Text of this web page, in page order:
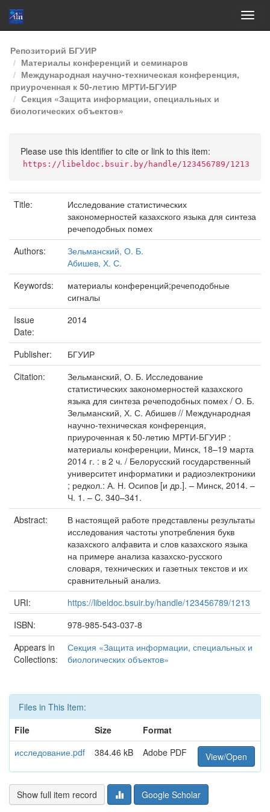
Skip
navigation
Репозиторий БГУИР
Материалы конференций и семинаров
Международная научно-техническая конференция,
приуроченная к 50-летию МРТИ-БГУИР
Секция «Защита информации, специальных и
биологических объектов»
Please use this identifier to cite or link to this item:
https://libeldoc.bsuir.by/handle/123456789/1213
Title:
Исследование статистических
закономерностей казахского языка для синтеза
речеподобных помех
Authors:
Зельманский, О. Б.
Абишев, Х. С.
Keywords:
материалы конференций;речеподобные
сигналы
Issue
Date:
2014
Publisher:
БГУИР
Citation:
Зельманский, О. Б. Исследование
статистических закономерностей казахского
языка для синтеза речеподобных помех / О. Б.
Зельманский, Х. С. Абишев // Международная
научно-техническая конференция,
приуроченная к 50-летию МРТИ-БГУИР :
материалы конференции, Минск, 18–19 марта
2014 г. : в 2 ч. / Белорусский государственный
университет информатики и радиоэлектроники
; редкол.: А. Н. Осипов [и др.]. – Минск, 2014. –
Ч. 1. – C. 340–341.
Abstract:
В настоящей работе представлены результаты
исследования частоты употребления букв
казахского алфавита и слов казахского языка
на примере анализа казахско-русского
словаря, технических и газетных текстов и их
сравнительный анализ.
URI:
https://libeldoc.bsuir.by/handle/123456789/1213
ISBN:
978-985-543-037-8
Appears in
Collections:
Секция «Защита информации, специальных и
биологических объектов»
Files in This Item:
File
Size
Format
исследование.pdf
384.46 kB Adobe PDF View/Open
Show full item record Google Scholar